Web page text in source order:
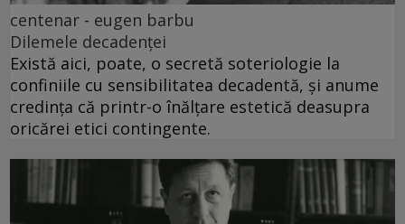
centenar - eugen barbu
Dilemele decadenței
Există aici, poate, o secretă soteriologie la
confiniile cu sensibilitatea decadentă, și anume
credința că printr-o înălțare estetică deasupra
oricărei etici contingente.